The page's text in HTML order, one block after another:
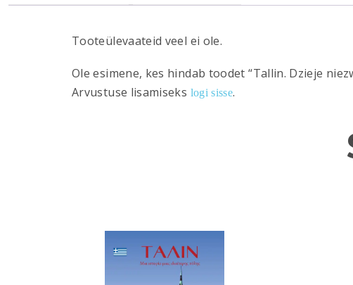
Tooteülevaateid veel ei ole.
Ole esimene, kes hindab toodet “Tallin. Dzieje
Arvustuse lisamiseks logi sisse.